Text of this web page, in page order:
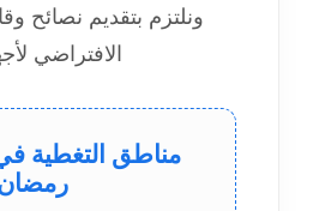
ونلتزم بتقديم نصائح
الافتراضي
مناطق التغطية